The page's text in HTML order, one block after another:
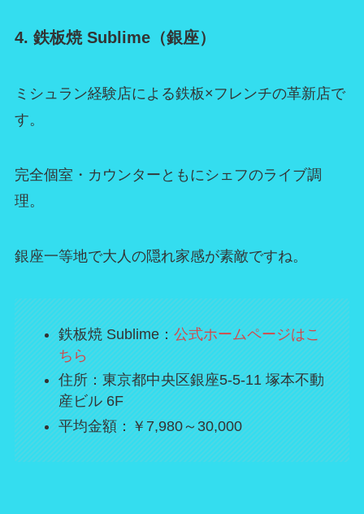
4. 鉄板焼 Sublime（銀座）
ミシュラン経験店による鉄板×フレンチの革新店で
す。
完全個室・カウンターともにシェフのライブ調
理。
銀座一等地で大人の隠れ家感が素敵ですね。
鉄板焼 Sublime： 公式ホームページはこ
ちら
住所：東京都中央区銀座5-5-11 塚本不動
産ビル 6F
平均金額：￥7,980～30,000